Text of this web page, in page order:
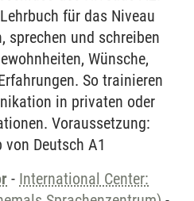
für das Niveau
sprechen und schreiben
Wünsche,
So trainieren
in privaten oder
Voraussetzung:
Deutsch A1
- International Center: